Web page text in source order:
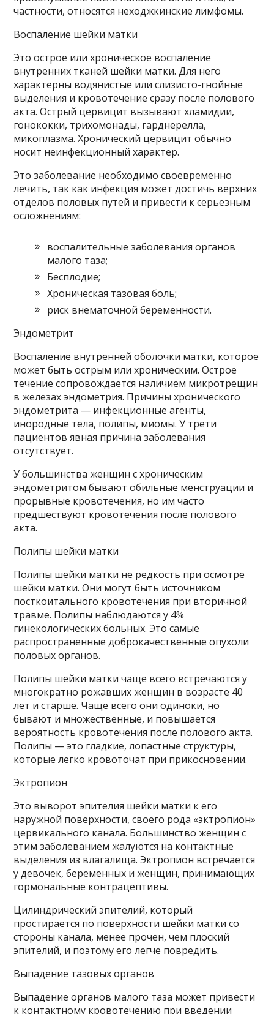
частности, относятся неходжкинские лимфомы.
Воспаление шейки матки
Это острое или хроническое воспаление
внутренних тканей шейки матки. Для него
характерны водянистые или слизисто-гнойные
выделения и кровотечение сразу после полового
акта. Острый цервицит вызывают хламидии,
гонококки, трихомонады, гарднерелла,
микоплазма. Хронический цервицит обычно
носит неинфекционный характер.
Это заболевание необходимо своевременно
лечить, так как инфекция может достичь верхних
отделов половых путей и привести к серьезным
осложнениям:
воспалительные заболевания органов
малого таза;
Бесплодие;
Хроническая тазовая боль;
риск внематочной беременности.
Эндометрит
Воспаление внутренней оболочки матки, которое
может быть острым или хроническим. Острое
течение сопровождается наличием микротрещин
в железах эндометрия. Причины хронического
эндометрита — инфекционные агенты,
инородные тела, полипы, миомы. У трети
пациентов явная причина заболевания
отсутствует.
У большинства женщин с хроническим
эндометритом бывают обильные менструации и
прорывные кровотечения, но им часто
предшествуют кровотечения после полового
акта.
Полипы шейки матки
Полипы шейки матки не редкость при осмотре
шейки матки. Они могут быть источником
посткоитального кровотечения при вторичной
травме. Полипы наблюдаются у 4%
гинекологических больных. Это самые
распространенные доброкачественные опухоли
половых органов.
Полипы шейки матки чаще всего встречаются у
многократно рожавших женщин в возрасте 40
лет и старше. Чаще всего они одиноки, но
бывают и множественные, и повышается
вероятность кровотечения после полового акта.
Полипы — это гладкие, лопастные структуры,
которые легко кровоточат при прикосновении.
Эктропион
Это выворот эпителия шейки матки к его
наружной поверхности, своего рода «эктропион»
цервикального канала. Большинство женщин с
этим заболеванием жалуются на контактные
выделения из влагалища. Эктропион встречается
у девочек, беременных и женщин, принимающих
гормональные контрацептивы.
Цилиндрический эпителий, который
простирается по поверхности шейки матки со
стороны канала, менее прочен, чем плоский
эпителий, и поэтому его легче повредить.
Выпадение тазовых органов
Выпадение органов малого таза может привести
к контактному кровотечению при введении